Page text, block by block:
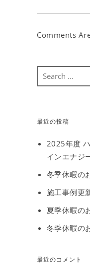
Comments
最近の投稿
2025年度
インエナジ
冬季休暇の
施工事例更
夏季休暇の
冬季休暇の
最近のコメント